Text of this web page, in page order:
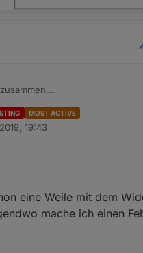
material components web
Material Widgets zur
entsprechenden Effekt, wie
befindet sich bereits im
(Widgets) werde ich
.
erfolgreichem Feedback mach
für das latest.
Elemente sind bereits
MOST ACTIVE
19:43
eine Weile mit dem
mache ich einen